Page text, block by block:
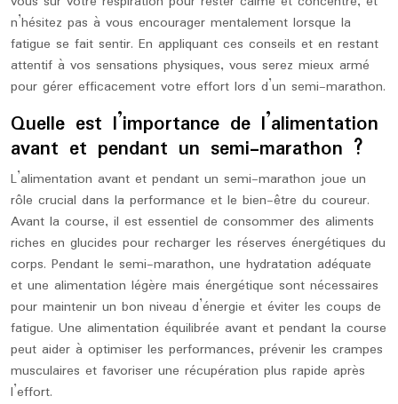
n’hésitez pas à vous encourager mentalement lorsque la
fatigue se fait sentir. En appliquant ces conseils et en restant
attentif à vos sensations physiques, vous serez mieux armé
pour gérer efficacement votre effort lors d’un semi-marathon.
Quelle est l’importance de l’alimentation
avant et pendant un semi-marathon ?
L’alimentation avant et pendant un semi-marathon joue un
rôle crucial dans la performance et le bien-être du coureur.
Avant la course, il est essentiel de consommer des aliments
riches en glucides pour recharger les réserves énergétiques du
corps. Pendant le semi-marathon, une hydratation adéquate
et une alimentation légère mais énergétique sont nécessaires
pour maintenir un bon niveau d’énergie et éviter les coups de
fatigue. Une alimentation équilibrée avant et pendant la course
peut aider à optimiser les performances, prévenir les crampes
musculaires et favoriser une récupération plus rapide après
l’effort.